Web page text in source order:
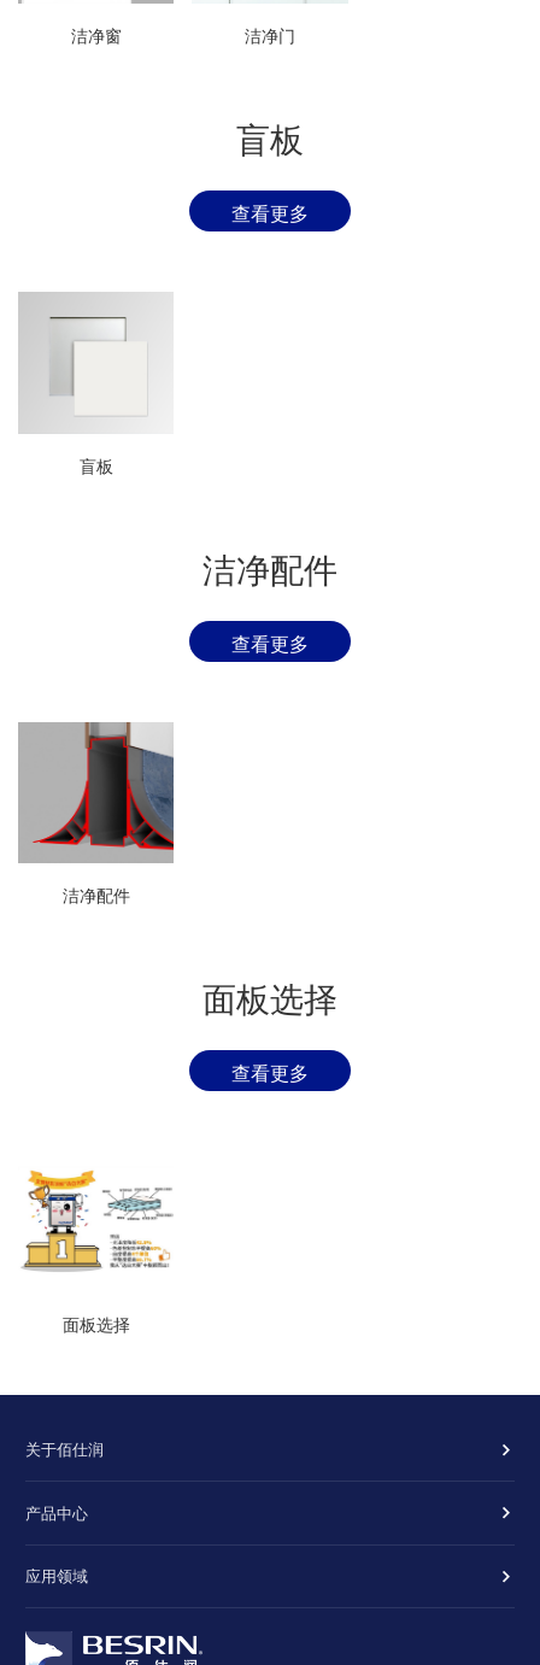
洁净窗 洁净门
盲板
查看更多
盲板
洁净配件
查看更多
洁净配件
面板选择
查看更多
面板选择
关于佰仕润
产品中心
应用领域